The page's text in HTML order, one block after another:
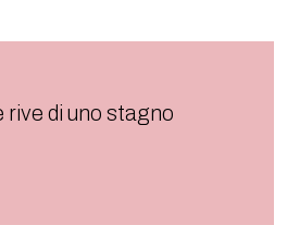
rive di uno stagno